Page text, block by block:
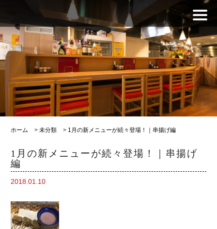
ホーム >未分類 > 1月の新メニューが続々登場！｜串揚げ編
1月の新メニューが続々登場！｜串揚げ
編
2018.01.10